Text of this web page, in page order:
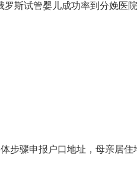
罗斯试管婴儿成功率到分娩医
步骤申报户口地址，母亲居住